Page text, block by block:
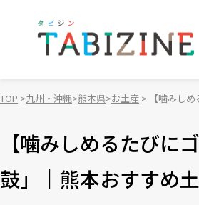
TOP 九州・沖縄 熊本県 お土産 【噛みし
【噛みしめるたび
鼓」｜熊本おすすめ